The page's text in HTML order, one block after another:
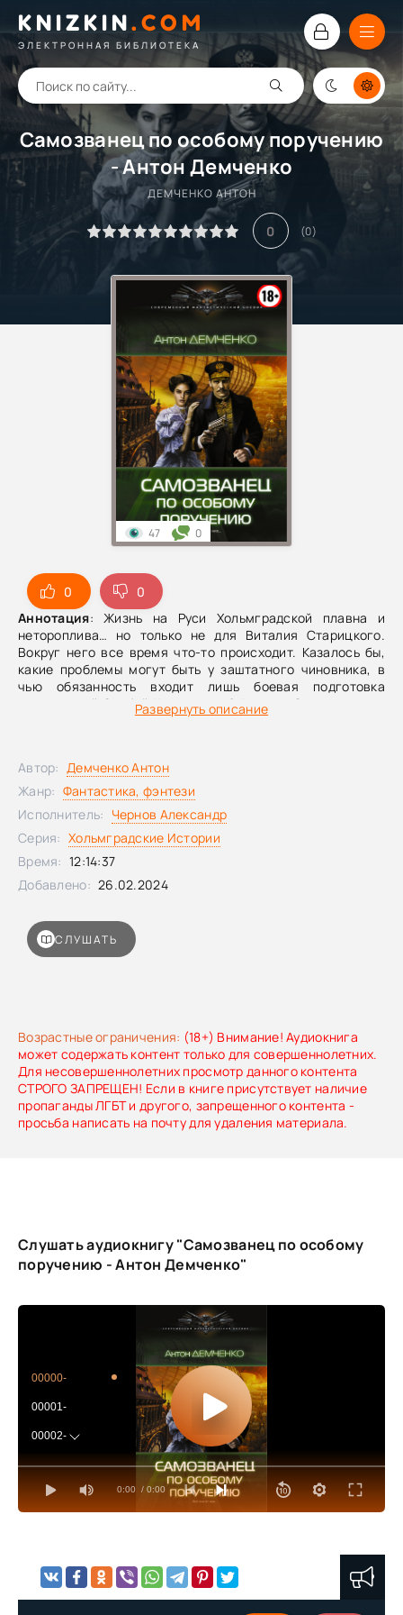
KNIZKIN. COM
ЭЛЕКТРОННАЯ БИБЛИОТЕКА
Самозванец по особому поручению
- Антон Демченко
ДЕМЧЕНКО АНТОН
0 (0)
0
0
Аннотация: Жизнь на Руси Хольмградской плавна и
нетороплива… но только не для Виталия Старицкого.
Вокруг него все время что-то происходит. Казалось бы,
какие проблемы могут быть у заштатного чиновника, в
чью обязанность входит лишь боевая подготовка
охранителей Особой Канцелярии? Ан нет… Стоило только
Виталию Родионовичу расслабиться и помечтать о
наверное.
Развернуть описание
Возрастные ограничения: (18+) Внимание! Аудиокнига
может содержать контент только для совершеннолетних.
Для несовершеннолетних просмотр данного контента
СТРОГО ЗАПРЕЩЕН! Если в книге присутствует наличие
пропаганды ЛГБТ и другого, запрещенного контента -
просьба написать на почту для удаления материала.
47 0
СЛУШАТЬ
Автор: Демченко Антон
Жанр: Фантастика, фэнтези
Исполнитель: Чернов Александр
Серия: Хольмградские Истории
Время: 12:14:37
Добавлено: 26.02.2024
Слушать аудиокнигу "Самозванец по особому
поручению - Антон Демченко"
0:00 / 0:00
00000-
00001-
00002-
00003-
00004-
00007-